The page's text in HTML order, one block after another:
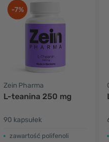
-7%
Zein Pharma
L-teanina 250 mg
90 kapsułek
zawartość polifenoli